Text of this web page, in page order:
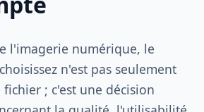
l'imagerie numérique, le
n'est pas seulement
; c'est une décision